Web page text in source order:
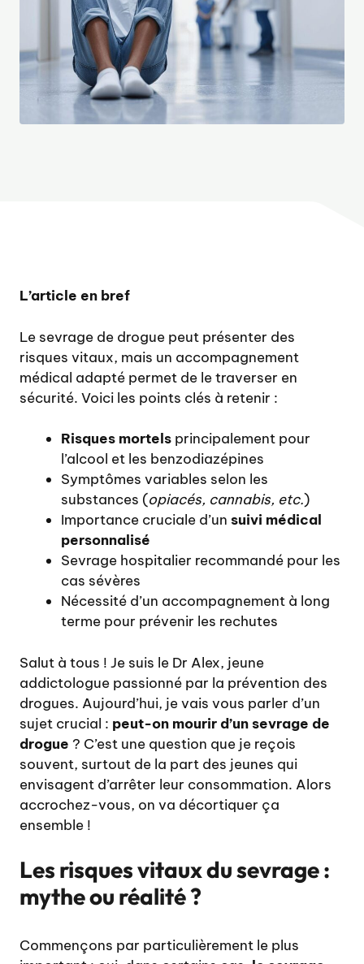
L’article en bref
Le sevrage de drogue peut présenter des
risques vitaux, mais un accompagnement
médical adapté permet de le traverser en
sécurité. Voici les points clés à retenir :
Risques mortels principalement pour
l’alcool et les benzodiazépines
Symptômes variables selon les
substances (opiacés, cannabis, etc.)
Importance cruciale d’un suivi médical
personnalisé
Sevrage hospitalier recommandé pour les
cas sévères
Nécessité d’un accompagnement à long
terme pour prévenir les rechutes
Salut à tous ! Je suis le Dr Alex, jeune
addictologue passionné par la prévention des
drogues. Aujourd’hui, je vais vous parler d’un
sujet crucial : peut-on mourir d’un sevrage de
drogue ? C’est une question que je reçois
souvent, surtout de la part des jeunes qui
envisagent d’arrêter leur consommation. Alors
accrochez-vous, on va décortiquer ça
ensemble !
Les risques vitaux du sevrage :
mythe ou réalité ?
Commençons par particulièrement le plus